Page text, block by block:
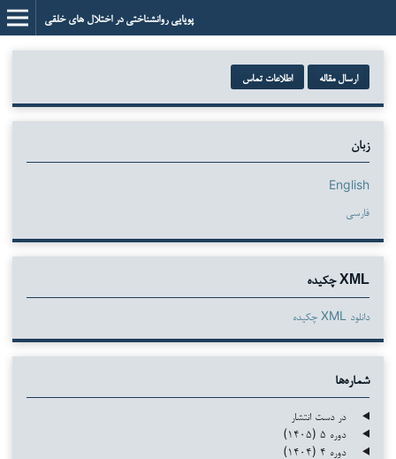
پویایی روانشناختی در اختلال های خلقی
ارسال مقاله اطلاعات تماس
زبان
English
فارسی
XML چکیده
دانلود XML چکیده
شماره‌ها
در دست انتشار
دوره ۵ (۱۴۰۵)
دوره ۴ (۱۴۰۴)